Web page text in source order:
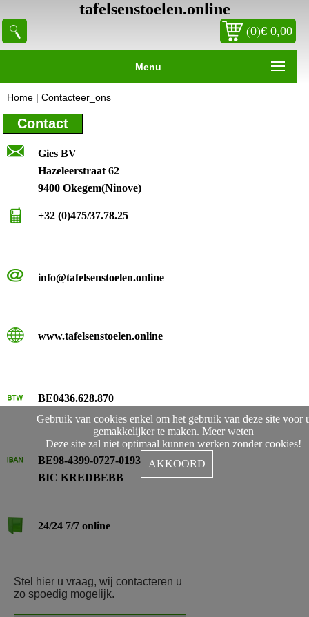
tafelsenstoelen.online
(0)€ 0,00
Menu
Home | Contacteer_ons
Contact
Gies BV
Hazeleerstraat 62
9400 Okegem(Ninove)
+32 (0)475/37.78.25
info@tafelsenstoelen.online
www.tafelsenstoelen.online
BE0436.628.870
BE98-4399-0727-0193
BIC KREDBEBB
24/24 7/7 online
Stel hier u vraag, wij contacteren u
zo spoedig mogelijk.
Gebruik van cookies enkel om het gebruik van deze site voor
gemakkelijker te maken.Meer weten
Deze site zal niet optimaal kunnen werken zonder cookies!
AKKOORD